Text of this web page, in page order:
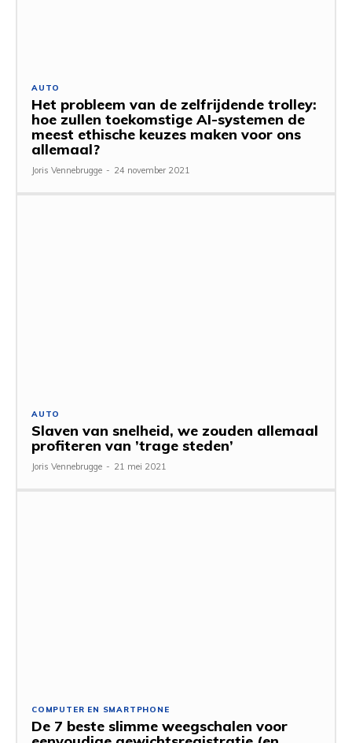
AUTO
Het probleem van de zelfrijdende trolley:
hoe zullen toekomstige AI-systemen de
meest ethische keuzes maken voor ons
allemaal?
Joris Vennebrugge - 24 november 2021
AUTO
Slaven van snelheid, we zouden allemaal
profiteren van ’trage steden’
Joris Vennebrugge - 21 mei 2021
COMPUTER EN SMARTPHONE
De 7 beste slimme weegschalen voor